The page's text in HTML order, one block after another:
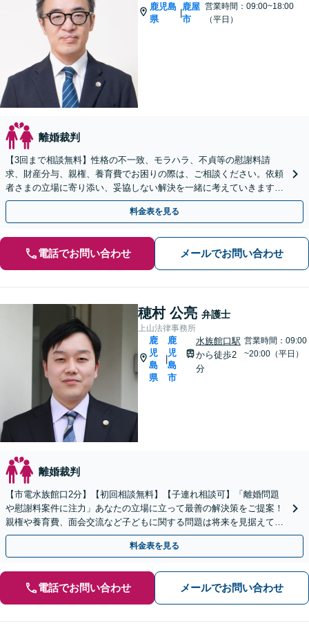
鹿児島
県
|
鹿屋
市
営業時間：09:00~18:00
（平日）
離婚裁判
【3回まで相談無料】性格の不一致、モラハラ、不貞等の慰謝料請
求、財産分与、親権、養育費でお困りの際は、ご相談ください。依頼
者さまの立場に寄り添い、妥協しない解決を一緒に考えていきます。
【休日・夜間相談可】【電話・メール・WEB相談可】
料金表を見る
電話でお問い合わせ メールでお問い合わせ
穂村 公亮 弁護士
上山法律事務所
鹿
児
島
県
|
鹿
児
島
市
水族館口駅
から徒歩2
分
営業時間：09:00
~20:00（平日）
離婚裁判
【市電水族館口2分】【初回相談無料】【子連れ相談可】「離婚問題
や慰謝料案件に注力」あなたの立場に立って最善の解決策をご提案！
親権や養育費、面会交流など子どもに関する問題は将来を見据えて丁
寧に対応「安心の費用体系／経済状況に応じて柔軟に対応」
料金表を見る
電話でお問い合わせ メールでお問い合わせ